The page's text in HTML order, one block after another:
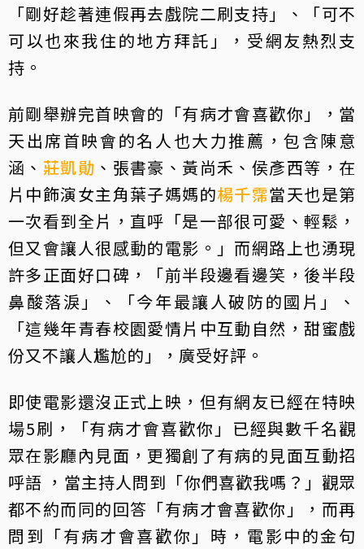
「剛好趁著連假再去戲院二刷支持」、「可不
可以也來我住的地方拜託」，受網友熱烈支
持。
前剛舉辦完首映會的「有病才會喜歡你」，當
天出席首映會的名人也大力推薦，包含陳意
涵、 莊凱勛 、張書豪、黃尚禾、侯彥西等，在
片中飾演女主角葉子媽媽的楊千霈當天也是第
一次看到全片，直呼「是一部很可愛、輕鬆，
但又會讓人很感動的電影。」而網路上也湧現
許多正面好口碑，「前半段邊看邊笑，後半段
鼻酸落淚」、「今年最讓人破防的國片」、
「這幾年青春校園愛情片中互動自然，甜蜜戲
份又不讓人尷尬的」，廣受好評。
即使電影還沒正式上映，但有網友已經在特映
場5刷，「有病才會喜歡你」已經與數千名觀
眾在影廳內見面，更獨創了有病的見面互動招
呼語 ，當主持人問到「你們喜歡我嗎？」觀眾
都不約而同的回答「有病才會喜歡你」，而再
問到「有病才會喜歡你」時，電影中的金句